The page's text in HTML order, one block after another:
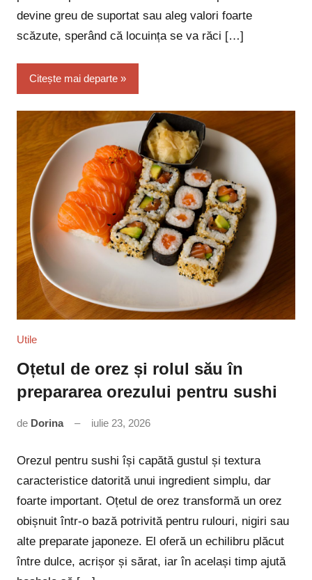
devine greu de suportat sau aleg valori foarte
scăzute, sperând că locuința se va răci […]
Citește mai departe
Utile
Oțetul de orez și rolul său în
prepararea orezului pentru sushi
de Dorina iulie 23, 2026
Orezul pentru sushi își capătă gustul și textura
caracteristice datorită unui ingredient simplu, dar
foarte important. Oțetul de orez transformă un orez
obișnuit într-o bază potrivită pentru rulouri, nigiri sau
alte preparate japoneze. El oferă un echilibru plăcut
între dulce, acrișor și sărat, iar în același timp ajută